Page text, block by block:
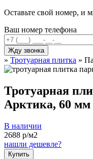
Оставьте свой номер, и
Ваш номер телефона
» Тротуарная плитка »
Тротуарная
Арктика, 60 мм
В наличии
2688 р/м2
нашли дешевле?
Купить